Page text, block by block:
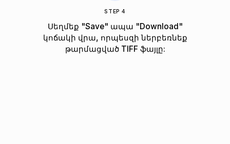
STEP 4
Սեղմեք "Save" ապա "Download"
կոճակի վրա, որպեսզի ներբեռնեք
թարմացված TIFF ֆայլը: